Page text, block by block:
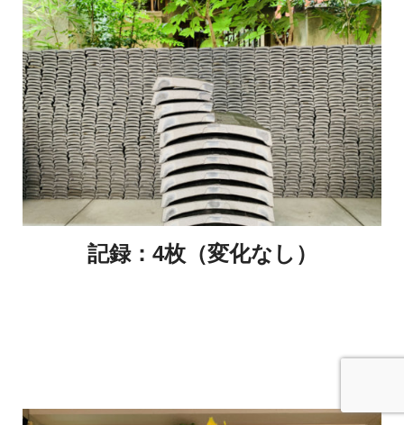
記録：4枚（変化なし）